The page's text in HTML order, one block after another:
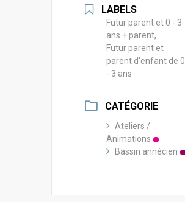
LABELS
Futur parent et 0 - 3
ans + parent,
Futur parent et
parent d'enfant de 0
- 3 ans
CATÉGORIE
Ateliers /
Animations
Bassin annécien